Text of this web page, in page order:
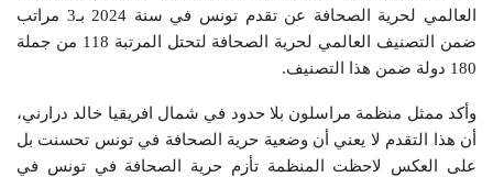
العالمي لحرية الصحافة عن تقدم تونس في سنة 2024 بـ3 مراتب
ضمن التصنيف العالمي لحرية الصحافة لتحتل المرتبة 118 من جملة
180 دولة ضمن هذا التصنيف.
وأكد ممثل منظمة مراسلون بلا حدود في شمال افريقيا خالد درارني،
أن هذا التقدم لا يعني أن وضعية حرية الصحافة في تونس تحسنت بل
على العكس لاحظت المنظمة تأزم حرية الصحافة في تونس في